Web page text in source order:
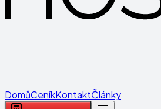
DomůCeníkKontaktČlánky